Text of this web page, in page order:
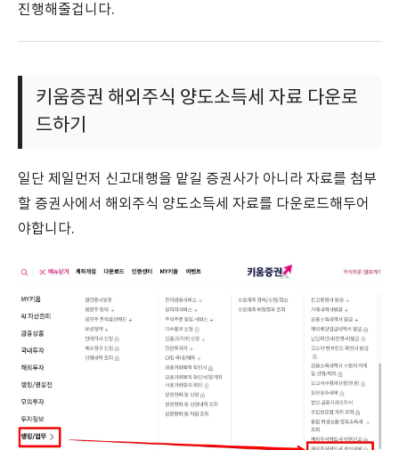
진행해줄겁니다.
키움증권 해외주식 양도소득세 자료 다운로
드하기
일단 제일먼저 신고대행을 맡길 증권사가 아니라 자료를 첨부
할 증권사에서 해외주식 양도소득세 자료를 다운로드해두어
야합니다.